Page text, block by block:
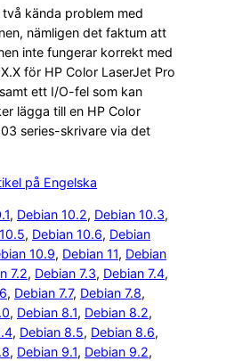
kända problem med
nämligen det faktum att
inte fungerar korrekt med
för HP Color LaserJet Pro
ett I/O-fel som kan
lägga till en HP Color
series-skrivare via det
på Engelska
, Debian 10.2, Debian 10.3
, Debian 10.6, Debian
10.9, Debian 11, Debian
7.2, Debian 7.3, Debian 7.4
, Debian 7.7, Debian 7.8
, Debian 8.1, Debian 8.2
, Debian 8.5, Debian 8.6
, Debian 9.1, Debian 9.2